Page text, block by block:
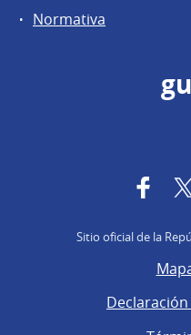
Normativa
Sitio oficial de la